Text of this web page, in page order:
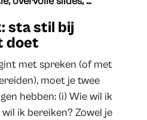
sta stil bij
doet
met spreken (of met
moet je twee
hebben: (i) Wie wil ik
ik bereiken? Zowel je